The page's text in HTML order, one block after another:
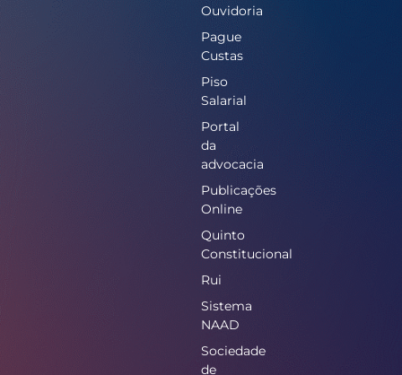
Ouvidoria
Pague
Custas
Piso
Salarial
Portal
da
advocacia
Publicações
Online
Quinto
Constitucional
Rui
Sistema
NAAD
Sociedade
de